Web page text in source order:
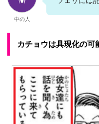
中の人
カチョウは具現化の可